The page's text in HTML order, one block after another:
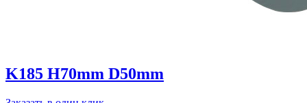
K185 H70mm D50mm